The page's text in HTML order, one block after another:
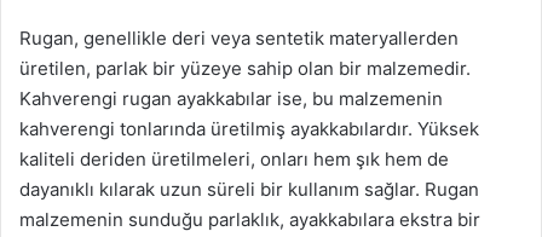
Rugan, genellikle deri veya sentetik materyallerden
üretilen, parlak bir yüzeye sahip olan bir malzemedir.
Kahverengi rugan ayakkabılar ise, bu malzemenin
kahverengi tonlarında üretilmiş ayakkabılardır. Yüksek
kaliteli deriden üretilmeleri, onları hem şık hem de
dayanıklı kılarak uzun süreli bir kullanım sağlar. Rugan
malzemenin sunduğu parlaklık, ayakkabılara ekstra bir